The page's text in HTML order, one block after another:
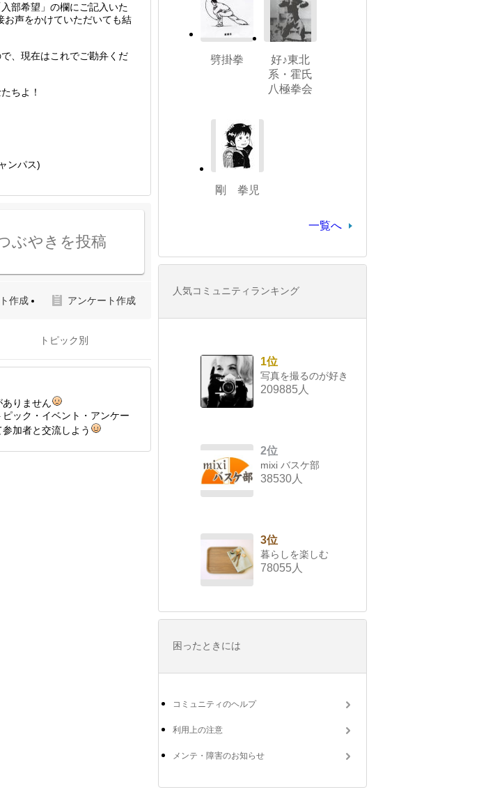
部希望」の欄にご記入いた
お声をかけていただいても結
、現在はこれでご勘弁くだ
ちよ！
ンパス)
ぶやきを投稿
作成 アンケート作成
トピック別
りません
ック・イベント・アンケー
参加者と交流しよう
劈掛拳
好♪東北
系・霍氏
八極拳会
剛 拳児
一覧へ
人気コミュニティランキング
1位
写真を撮るのが好き
209885人
2位
mixi バスケ部
38530人
3位
暮らしを楽しむ
78055人
困ったときには
コミュニティのヘルプ
利用上の注意
メンテ・障害のお知らせ